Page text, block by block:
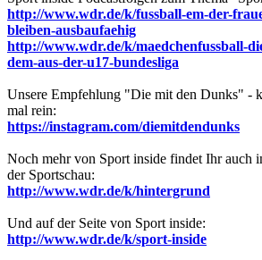
http://www.wdr.de/k/fussball-em-der-
bleiben-ausbaufaehig
http://www.wdr.de/k/maedchenfussball-
dem-aus-der-u17-bundesliga
Unsere Empfehlung "Die mit den Dunks" -
mal rein:
https://instagram.com/diemitdendunks
Noch mehr von Sport inside findet Ihr auch
der Sportschau:
http://www.wdr.de/k/hintergrund
Und auf der Seite von Sport inside:
http://www.wdr.de/k/sport-inside